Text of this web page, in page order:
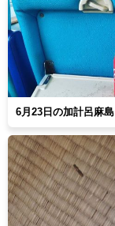
6月23日の加計呂麻島